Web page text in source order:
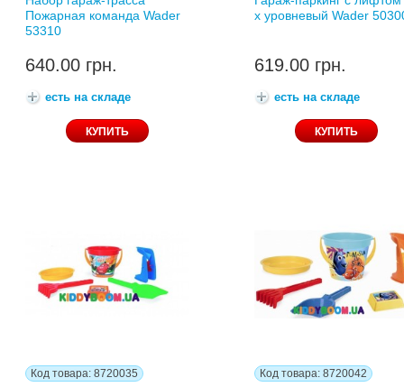
Пожарная команда Wader
53310
640.00 грн.
есть на складе
х уровневый Wader
619.00 грн.
есть на складе
Код товара: 8720035 Код товара: 8720042